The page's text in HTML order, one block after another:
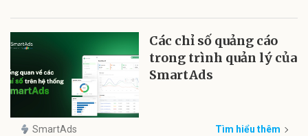
Các chỉ số quảng cáo
trong trình quản lý của
SmartAds
SmartAds Tìm hiểu thêm